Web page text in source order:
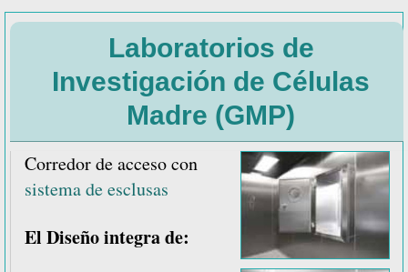
Laboratorios de
Investigación de Células
Madre (GMP)
Corredor de acceso con
sistema de esclusas
El Diseño integra de: